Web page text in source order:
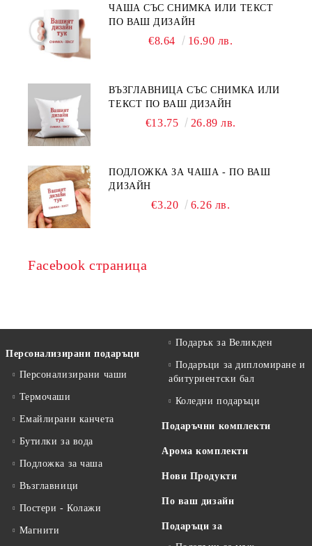
ЧАША СЪС СНИМКА ИЛИ ТЕКСТ
ПО ВАШ ДИЗАЙН
€8.64 16.90 лв.
ВЪЗГЛАВНИЦА СЪС СНИМКА ИЛИ
ТЕКСТ ПО ВАШ ДИЗАЙН
€13.75 26.89 лв.
ПОДЛОЖКА ЗА ЧАША - ПО ВАШ
ДИЗАЙН
€3.20 6.26 лв.
Facebook страница
Персонализирани подаръци
Персонализирани чаши
Термочаши
Емайлирани канчета
Бутилки за вода
Подложка за чаша
Възглавници
Постери - Колажи
Магнити
Подарък за Великден
Подаръци за дипломиране и
абитуриентски бал
Коледни подаръци
Подаръчни комплекти
Арома комплекти
Нови Продукти
По ваш дизайн
Подаръци за